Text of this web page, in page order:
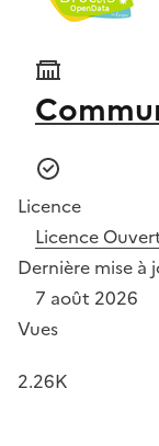
Licence
Licence
Dernière mise à
7 août 2026
Vues
2.26K